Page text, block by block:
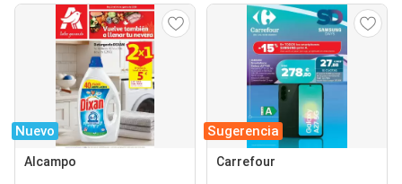
Nuevo
Alcampo
Sugerencia
Carrefour